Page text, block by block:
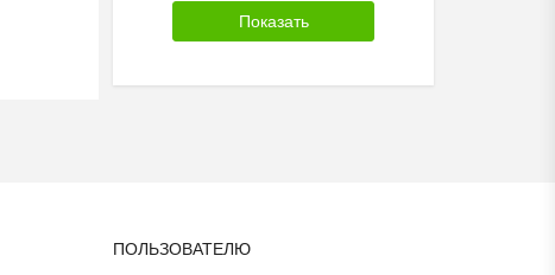
ПОЛЬЗОВАТЕЛЮ